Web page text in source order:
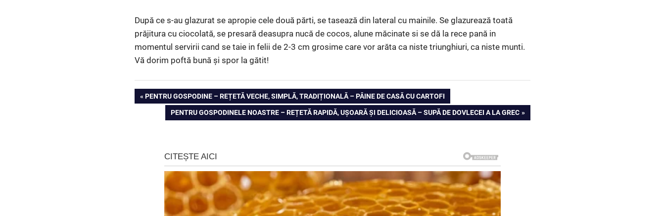
După ce s-au glazurat se apropie cele două părti, se tasează din lateral cu mainile. Se glazurează toată
prăjitura cu ciocolată, se presară deasupra nucă de cocos, alune măcinate si se dă la rece pană in
momentul servirii cand se taie in felii de 2-3 cm grosime care vor arăta ca niste triunghiuri, ca niste munti.
Vă dorim poftă bună și spor la gătit!
Navigare
PREVIOUS
PENTRU GOSPODINE – REȚETĂ VECHE, SIMPLĂ, TRADIȚIONALĂ – PÂINE DE CASĂ CU CARTOFI
NEXT
POST:
PENTRU GOSPODINELE NOASTRE – REȚETĂ RAPIDĂ, UȘOARĂ ȘI DELICIOASĂ – SUPĂ DE DOVLECEI A LA GREC